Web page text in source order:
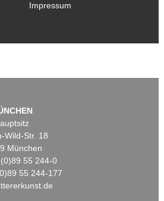
Impressum
Wild-Str. 18
München
55 244-0
55 244-177